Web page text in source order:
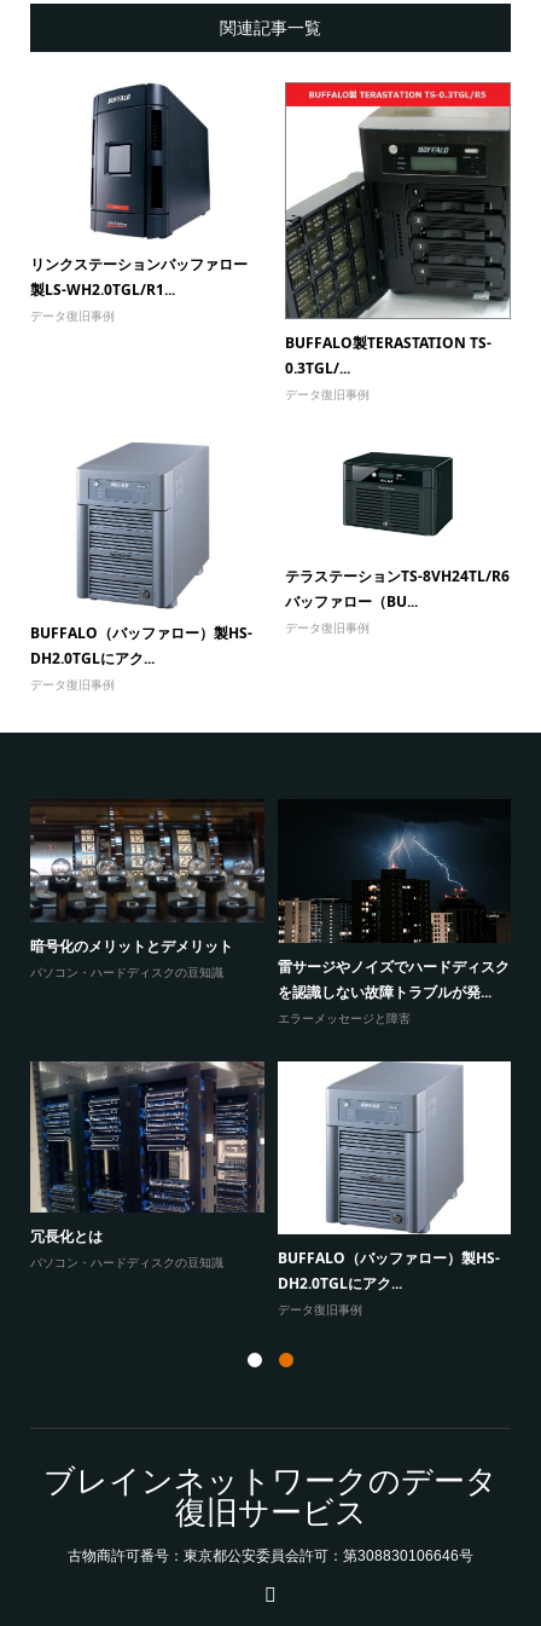
関連記事一覧
リンクステーションバッファロー
製LS-WH2.0TGL/R1...
データ復旧事例
BUFFALO製TERASTATION TS-
0.3TGL/...
データ復旧事例
BUFFALO（バッファロー）製HS-
DH2.0TGLにアク...
データ復旧事例
テラステーションTS-8VH24TL/R6
バッファロー（BU...
データ復旧事例
暗号化のメリットとデメリット
パソコン・ハードディスクの豆知識
雷サージやノイズでハードディスク
を認識しない故障トラブルが発...
エラーメッセージと障害
冗長化とは
パソコン・ハードディスクの豆知識
BUFFALO（バッファロー）製HS-
DH2.0TGLにアク...
データ復旧事例
ブレインネットワークのデータ
復旧サービス
古物商許可番号：東京都公安委員会許可：第308830106646号